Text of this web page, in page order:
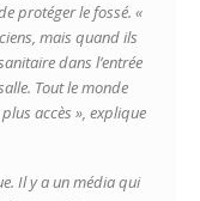
protéger le fossé. «
mais quand ils
dans l’entrée
Tout le monde
accès », explique
Il y a un média qui